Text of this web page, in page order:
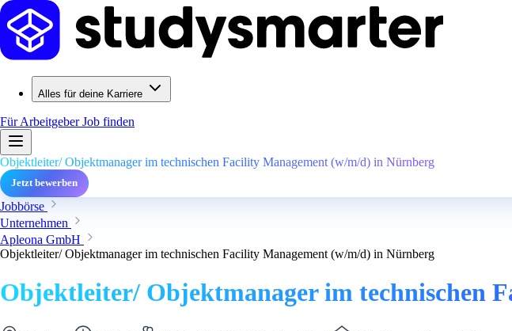
Alles für deine Karriere
Für ArbeitgeberJob finden
Objektleiter/ Objektmanager im technischen Facility Management (w/m/d) in Nürnberg
Jetzt bewerben
Jobbörse
Unternehmen
Apleona GmbH
Objektleiter/ Objektmanager im technischen Facility Management (w/m/d) in Nürnberg
Objektleiter/ Objektmanager im technischen